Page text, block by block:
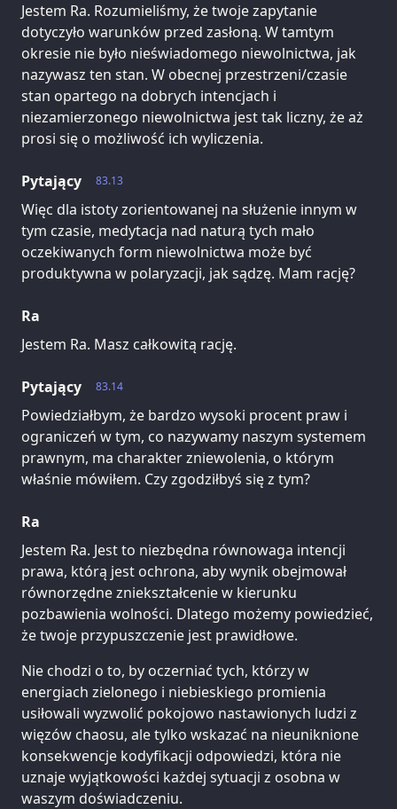
Jestem Ra. Rozumieliśmy, że twoje zapytanie
dotyczyło warunków przed zasłoną. W tamtym
okresie nie było nieświadomego niewolnictwa, jak
nazywasz ten stan. W obecnej przestrzeni/czasie
stan opartego na dobrych intencjach i
niezamierzonego niewolnictwa jest tak liczny, że aż
prosi się o możliwość ich wyliczenia.
83.13
Pytający
Więc dla istoty zorientowanej na służenie innym w
tym czasie, medytacja nad naturą tych mało
oczekiwanych form niewolnictwa może być
produktywna w polaryzacji, jak sądzę. Mam rację?
Ra
Jestem Ra. Masz całkowitą rację.
83.14
Pytający
Powiedziałbym, że bardzo wysoki procent praw i
ograniczeń w tym, co nazywamy naszym systemem
prawnym, ma charakter zniewolenia, o którym
właśnie mówiłem. Czy zgodziłbyś się z tym?
Ra
Jestem Ra. Jest to niezbędna równowaga intencji
prawa, którą jest ochrona, aby wynik obejmował
równorzędne zniekształcenie w kierunku
pozbawienia wolności. Dlatego możemy powiedzieć,
że twoje przypuszczenie jest prawidłowe.
Nie chodzi o to, by oczerniać tych, którzy w
energiach zielonego i niebieskiego promienia
usiłowali wyzwolić pokojowo nastawionych ludzi z
więzów chaosu, ale tylko wskazać na nieuniknione
konsekwencje kodyfikacji odpowiedzi, która nie
uznaje wyjątkowości każdej sytuacji z osobna w
waszym doświadczeniu.